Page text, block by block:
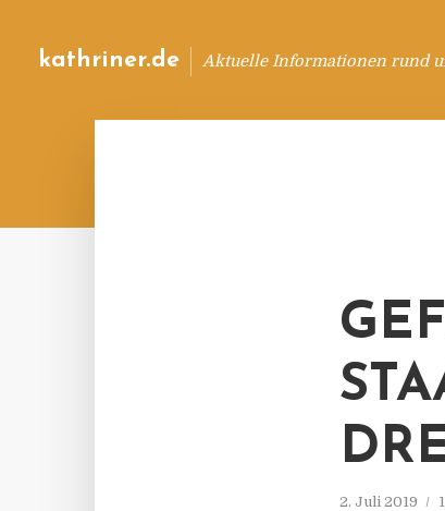
kathriner.de Aktuelle Informationen rund
2. Juli 2019